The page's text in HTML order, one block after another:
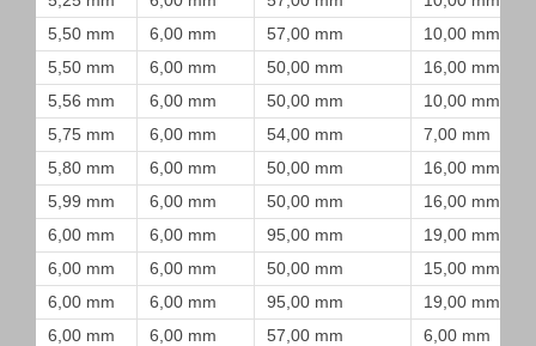
5,50 mm
6,00 mm 57,00 mm
10,00 mm
5,50 mm
6,00 mm 50,00 mm
16,00 mm
5,56 mm
6,00 mm 50,00 mm
10,00 mm
5,75 mm
6,00 mm 54,00 mm
7,00 mm
5,80 mm
6,00 mm 50,00 mm
16,00 mm
5,99 mm
6,00 mm 50,00 mm
16,00 mm
6,00 mm
6,00 mm 95,00 mm
19,00 mm
6,00 mm
6,00 mm 50,00 mm
15,00 mm
6,00 mm
6,00 mm 95,00 mm
19,00 mm
6,00 mm
6,00 mm 57,00 mm
6,00 mm